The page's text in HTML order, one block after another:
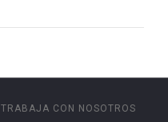
TRABAJA CON NOSOTROS